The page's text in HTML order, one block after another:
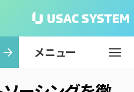
メニュー
閉じる